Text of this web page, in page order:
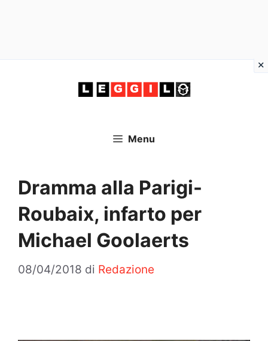
Menu
Dramma alla Parigi-
Roubaix, infarto per
Michael Goolaerts
08/04/2018 di Redazione